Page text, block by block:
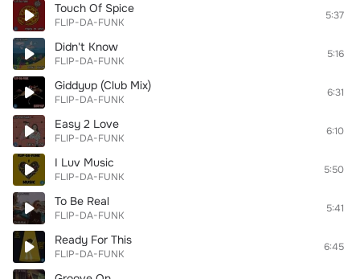
Touch Of Spice
FLIP-DA-FUNK
5:37
Didn't Know
FLIP-DA-FUNK
5:16
Giddyup (Club Mix)
FLIP-DA-FUNK
6:31
Easy 2 Love
FLIP-DA-FUNK
6:10
I Luv Music
FLIP-DA-FUNK
5:50
To Be Real
FLIP-DA-FUNK
5:41
Ready For This
FLIP-DA-FUNK
6:45